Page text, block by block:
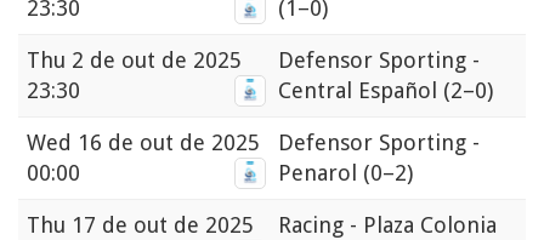
23:30
(1–0)
Thu 2 de out de 2025
23:30
Defensor Sporting -
Central Español (2–0)
Wed 16 de out de 2025
00:00
Defensor Sporting -
Penarol (0–2)
Thu 17 de out de 2025
Racing - Plaza Colonia